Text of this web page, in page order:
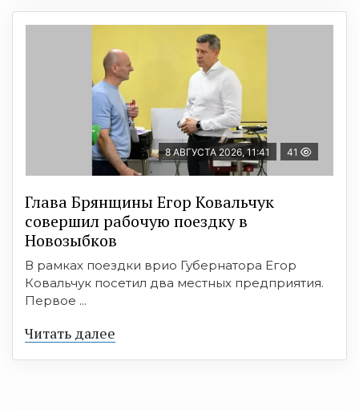
8 АВГУСТА 2026, 11:41 41
Глава Брянщины Егор Ковальчук
совершил рабочую поездку в
Новозыбков
В рамках поездки врио Губернатора Егор
Ковальчук посетил два местных предприятия.
Первое ...
Читать далее